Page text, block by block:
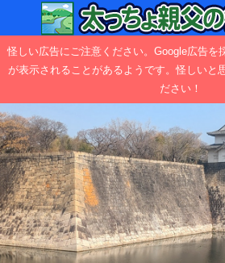
怪しい広告にご注意ください。Google広告を
が表示されることがあるようです。怪しいと
ださい！